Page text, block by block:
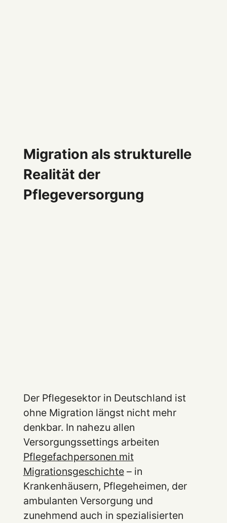
Migration als strukturelle
Realität der
Pflegeversorgung
Der Pflegesektor in Deutschland ist
ohne Migration längst nicht mehr
denkbar. In nahezu allen
Versorgungssettings arbeiten
Pflegefachpersonen mit
Migrationsgeschichte– in
Krankenhäusern, Pflegeheimen, der
ambulanten Versorgung und
zunehmend auch in spezialisierten